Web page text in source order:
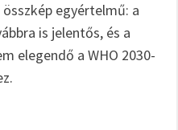
egyértelmű: a
is jelentős, és a
elegendő a WHO 2030-